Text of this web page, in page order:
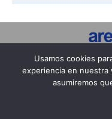
Usamos cookies
experiencia en nuestra
asumiremos
Publicidad
Advertencia legal